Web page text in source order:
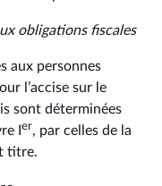
obligations fiscales
aux personnes
l’accise sur le
sont déterminées
I er, par celles de la
titre.